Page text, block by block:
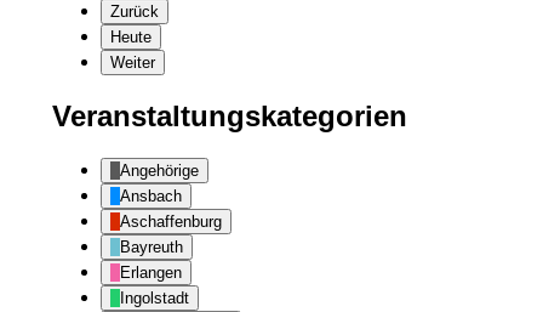
Zurück
Heute
Weiter
Veranstaltungskategorien
Angehörige
Ansbach
Aschaffenburg
Bayreuth
Erlangen
Ingolstadt